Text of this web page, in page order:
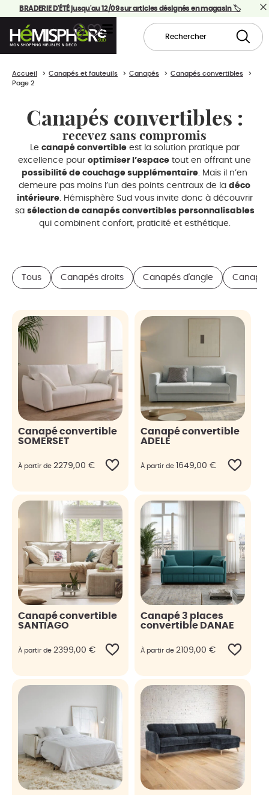
BRADERIE D'ÉTÉ jusqu'au 12/09 sur articles désignés en magasin 🏷️
Accueil Canapés et fauteuils Canapés
Canapés convertibles
Page 2
Canapés convertibles :
recevez sans compromis
Le canapé convertibleest la solution pratique par
excellence pour optimiser l’espace tout en offrant une
possibilité de couchage supplémentaire. Mais il n’en
demeure pas moins l’un des points centraux de la déco
intérieure. Hémisphère Sud vous invite donc à découvrir
sa sélection de canapés convertibles personnalisables
qui combinent confort, praticité et esthétique.
Tous Canapés droits Canapés d'angle
Canapé convertible
SOMERSET
À partir de 2279,00 €
Canapé convertible
ADELE
À partir de 1649,00 €
Canapé convertible
SANTIAGO
À partir de 2399,00 €
Canapé 3 places
convertible DANAE
À partir de 2109,00 €